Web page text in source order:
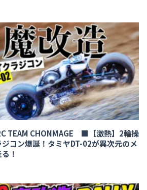
TEAM CHONMAGE ■【激熱】2輪操
コン爆誕！タミヤDT-02が異次元のメ
！